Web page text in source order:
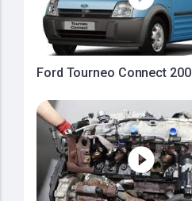
Ford Tourneo Connect